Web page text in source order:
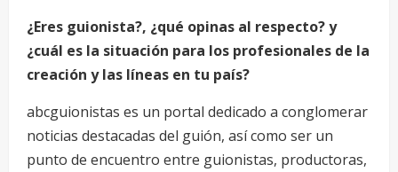
¿Eres guionista?, ¿qué opinas al respecto? y
¿cuál es la situación para los profesionales de la
creación y las líneas en tu país?
abcguionistas es un portal dedicado a conglomerar
noticias destacadas del guión, así como ser un
punto de encuentro entre guionistas, productoras,